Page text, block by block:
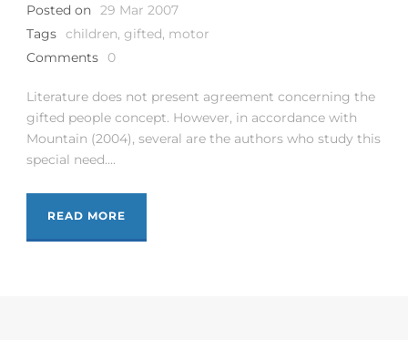
Posted on 29 Mar 2007
Tags children, gifted, motor
Comments
0
Literature does not present agreement concerning the
gifted people concept. However, in accordance with
Mountain (2004), several are the authors who study this
special need....
READ MORE